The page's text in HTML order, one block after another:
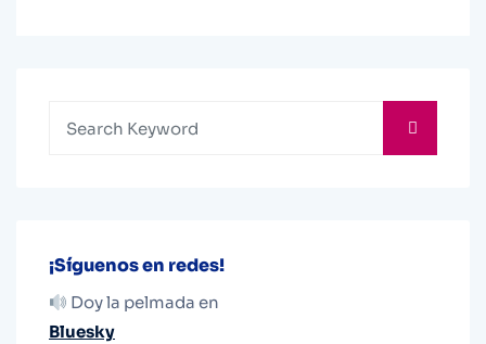
¡Síguenos en redes!
Doy la pelmada en
Bluesky